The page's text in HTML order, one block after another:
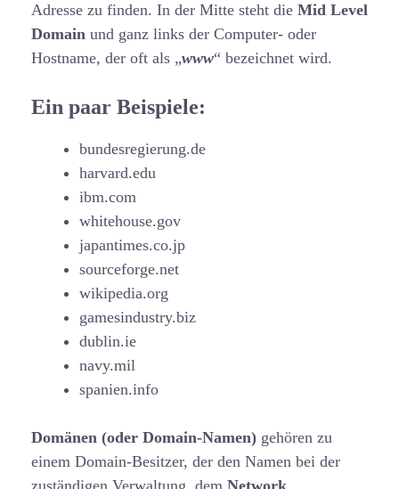
Adresse zu finden. In der Mitte steht die Mid Level
Domain und ganz links der Computer- oder
Hostname, der oft als „www“ bezeichnet wird.
Ein paar Beispiele:
bundesregierung.de
harvard.edu
ibm.com
whitehouse.gov
japantimes.co.jp
sourceforge.net
wikipedia.org
gamesindustry.biz
dublin.ie
navy.mil
spanien.info
Domänen (oder Domain-Namen) gehören zu
einem Domain-Besitzer, der den Namen bei der
zuständigen Verwaltung, dem Network